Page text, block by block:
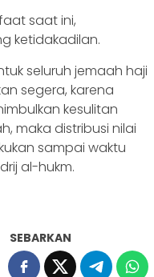
saat ini,
ketidakadilan.
seluruh jemaah haji
segera, karena
kesulitan
maka distribusi nilai
sampai waktu
al-hukm.
SEBARKAN